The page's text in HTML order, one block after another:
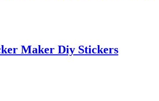
Maker Diy Stickers